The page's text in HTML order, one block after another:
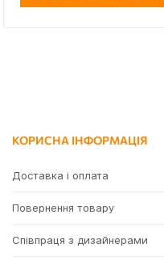
КОРИСНА ІНФОРМАЦІЯ
Доставка і оплата
Повернення товару
Співпраця з дизайнерами